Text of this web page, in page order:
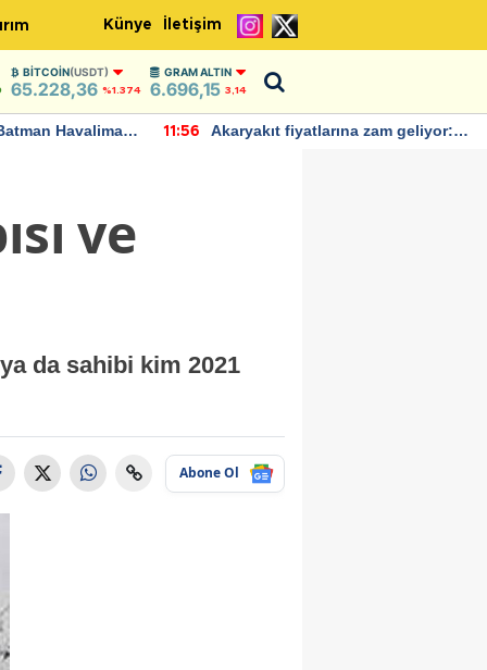
Künye İletişim
BITCOIN(USDT)
65.228,36 %1.374
GRAM ALTIN
6.696,15 3,14
Havalimanı
11:56
Akaryakıt fiyatlarına zam geliyor:
ve
da sahibi kim 2021
Abone Ol